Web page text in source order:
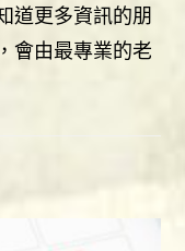
道更多資訊的朋
會由最專業的老